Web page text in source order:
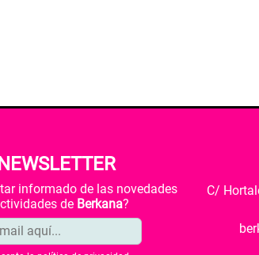
NEWSLETTER
informado de las novedades
de Berkana?
C/